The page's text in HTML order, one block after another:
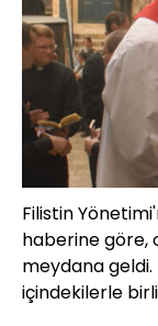
Filistin
haberine göre,
meydana geldi.
içindekilerle